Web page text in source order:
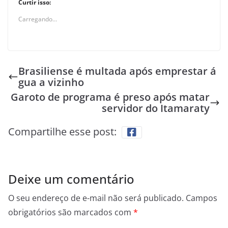
Curtir isso:
Carregando...
Brasiliense é multada após emprestar á
gua a vizinho
Garoto de programa é preso após matar
servidor do Itamaraty
Compartilhe esse post:
Deixe um comentário
O seu endereço de e-mail não será publicado. Campos
obrigatórios são marcados com *